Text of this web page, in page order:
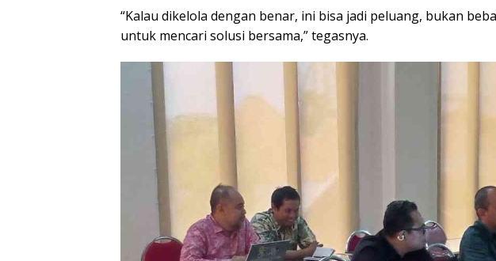
“Kalau dikelola dengan benar, ini bisa jadi peluang, bukan
untuk mencari solusi bersama,” tegasnya.